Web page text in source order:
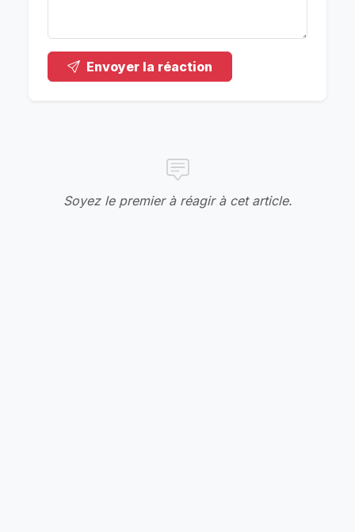
Envoyer la réaction
Soyez le premier à réagir à cet article.